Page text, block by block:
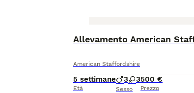
Allevamento American
American Staffordshire
5 settimane
Età
3 3
Sesso
500 €
Prezzo